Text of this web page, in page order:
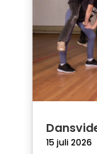
15 juli 2026